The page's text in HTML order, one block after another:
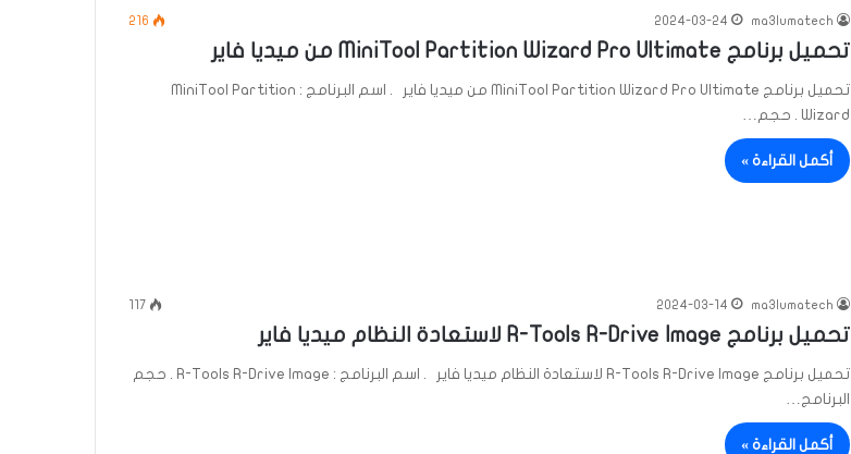
ma3lumatech
2024-03-24
216
تحميل برنامج MiniTool Partition Wizard Pro Ultimate من ميديا فاير
تحميل برنامج MiniTool Partition Wizard Pro Ultimate من ميديا فاير . اسم البرنامج : MiniTool Partition
Wizard . حجم…
أكمل القراءة »
ma3lumatech
2024-03-14
117
تحميل برنامج R-Tools R-Drive Image لاستعادة النظام ميديا فاير
تحميل برنامج R-Tools R-Drive Image لاستعادة النظام ميديا فاير . اسم البرنامج : R-Tools R-Drive Image . حجم
البرنامج…
أكمل القراءة »